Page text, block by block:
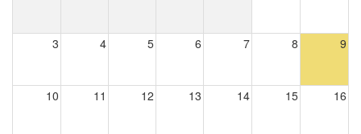
3 4 5 6 7 8 9
10 11 12 13 14 15 16